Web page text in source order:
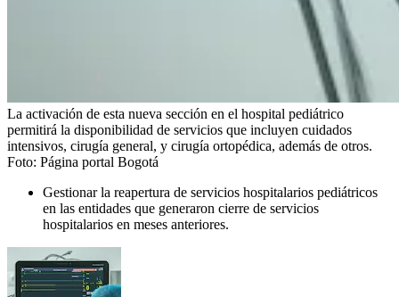
La activación de esta nueva sección en el hospital pediátrico
permitirá la disponibilidad de servicios que incluyen cuidados
intensivos, cirugía general, y cirugía ortopédica, además de otros.
Foto: Página portal Bogotá
Gestionar la reapertura de servicios hospitalarios pediátricos
en las entidades que generaron cierre de servicios
hospitalarios en meses anteriores.